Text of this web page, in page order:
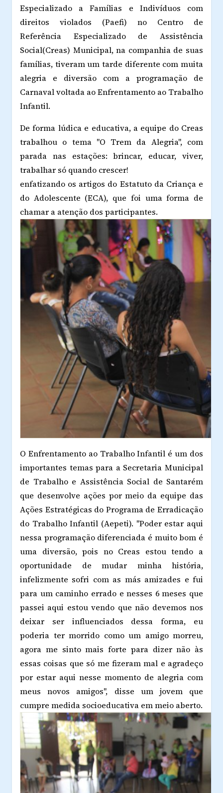
Especializado a Famílias e Indivíduos com
direitos violados (Paefi) no Centro de
Referência Especializado de Assistência
Social(Creas) Municipal, na companhia de suas
famílias, tiveram um tarde diferente com muita
alegria e diversão com a programação de
Carnaval voltada ao Enfrentamento ao Trabalho
Infantil.
De forma lúdica e educativa, a equipe do Creas
trabalhou o tema "O Trem da Alegria", com
parada nas estações: brincar, educar, viver,
trabalhar só quando crescer!
enfatizando os artigos do Estatuto da Criança e
do Adolescente (ECA), que foi uma forma de
chamar a atenção dos participantes.
O Enfrentamento ao Trabalho Infantil é um dos
importantes temas para a Secretaria Municipal
de Trabalho e Assistência Social de Santarém
que desenvolve ações por meio da equipe das
Ações Estratégicas do Programa de Erradicação
do Trabalho Infantil (Aepeti). "Poder estar aqui
nessa programação diferenciada é muito bom é
uma diversão, pois no Creas estou tendo a
oportunidade de mudar minha história,
infelizmente sofri com as más amizades e fui
para um caminho errado e nesses 6 meses que
passei aqui estou vendo que não devemos nos
deixar ser influenciados dessa forma, eu
poderia ter morrido como um amigo morreu,
agora me sinto mais forte para dizer não às
essas coisas que só me fizeram mal e agradeço
por estar aqui nesse momento de alegria com
meus novos amigos", disse um jovem que
cumpre medida socioeducativa em meio aberto.